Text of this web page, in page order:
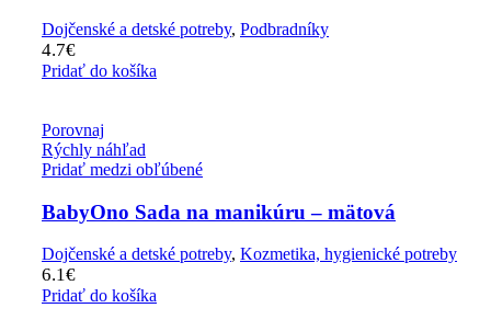
Dojčenské a detské potreby, Podbradníky
4.7€
Pridať do košíka
Porovnaj
Rýchly náhľad
Pridať medzi obľúbené
BabyOno Sada na manikúru – mätová
Dojčenské a detské potreby, Kozmetika, hygienické potreby
6.1€
Pridať do košíka